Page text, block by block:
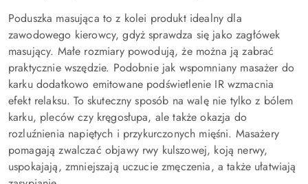
Poduszka masująca to z kolei produkt idealny dla
zawodowego kierowcy, gdyż sprawdza się jako zagłówek
masujący. Małe rozmiary powodują, że można ją zabrać
praktycznie wszędzie. Podobnie jak wspomniany masażer do
karku dodatkowo emitowane podświetlenie IR wzmacnia
efekt relaksu. To skuteczny sposób na walę nie tylko z bólem
karku, pleców czy kręgosłupa, ale także okazja do
rozluźnienia napiętych i przykurczonych mięśni. Masażery
pomagają zwalczać objawy rwy kulszowej, koją nerwy,
uspokajają, zmniejszają uczucie zmęczenia, a także ułatwiają